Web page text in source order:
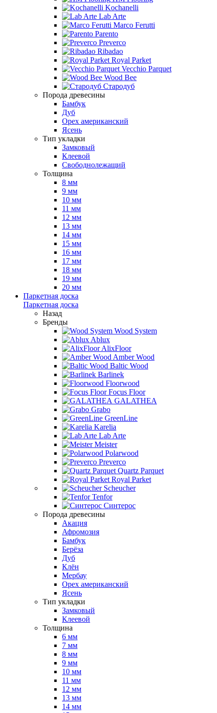
Kochanelli
Lab Arte
Marco Ferutti
Parento
Preverco
Ribadao
Royal Parket
Vecchio Parquet
Wood Bee
Стародуб
Порода древесины
Бамбук
Дуб
Орех американский
Ясень
Тип укладки
Замковый
Клеевой
Свободнолежащий
Толщина
8 мм
9 мм
10 мм
11 мм
12 мм
13 мм
14 мм
15 мм
16 мм
17 мм
18 мм
19 мм
20 мм
Паркетная доска
Паркетная доска
Назад
Бренды
Wood System
Ablux
AlixFloor
Amber Wood
Baltic Wood
Barlinek
Floorwood
Focus Floor
GALATHEA
Grabo
GreenLine
Karelia
Lab Arte
Meister
Polarwood
Preverco
Quartz Parquet
Royal Parket
Scheucher
Tenfor
Синтерос
Порода древесины
Акация
Афромозия
Бамбук
Берёза
Дуб
Клён
Мербау
Орех американский
Ясень
Тип укладки
Замковый
Клеевой
Толщина
6 мм
7 мм
8 мм
9 мм
10 мм
11 мм
12 мм
13 мм
14 мм